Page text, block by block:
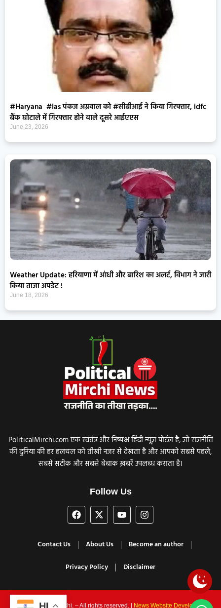
#Haryana #Ias पंकज अग्रवाल को #सीबीआई ने किया गिरफ्तार, idfc
बैंक घोटाले में गिरफ्तार होने वाले दूसरे आईएएस
June 23, 2026
Weather Update: हरियाणा में आंधी और बारिश का अलर्ट, विभाग ने जारी
किया ताजा अपडेट !
June 18, 2026
PoliticalMirchi.com एक स्वतंत्र और निष्पक्ष हिंदी न्यूज़ पोर्टल है, जो राजनीति
की दुनिया की हर हलचल को तीखी नजर से देखता है और आपको सबसे पहले,
सबसे सटीक और सबसे बेबाक ख़बरें उपलब्ध कराता है।
Follow Us
Contact Us About Us
Become an author
Privacy Policy
Disclaimer
© 2025 Political Mirchi. – All rights reserved. | News Website Development